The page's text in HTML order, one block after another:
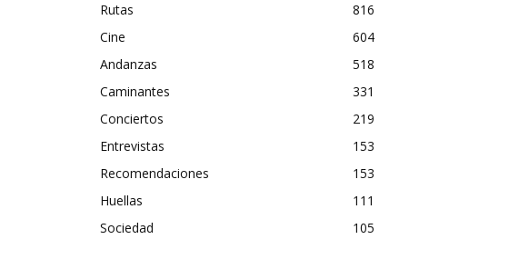
Rutas
816
Cine
604
Andanzas
518
Caminantes
331
Conciertos
219
Entrevistas
153
Recomendaciones
153
Huellas
111
Sociedad
105